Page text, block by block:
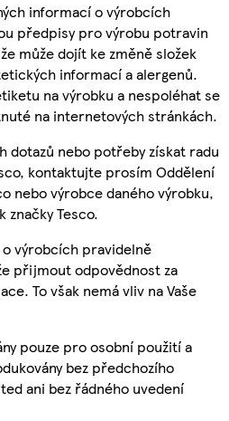
informací o výrobcích
předpisy pro výrobu potravin
může dojít ke změně složek
informací a alergenů.
na výrobku a nespoléhat se
na internetových stránkách.
dotazů nebo potřeby získat radu
kontaktujte prosím Oddělení
nebo výrobce daného výrobku,
značky Tesco.
výrobcích pravidelně
přijmout odpovědnost za
To však nemá vliv na Vaše
pouze pro osobní použití a
bez předchozího
ani bez řádného uvedení